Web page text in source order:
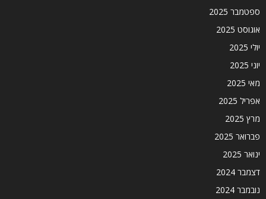
ספטמבר 2025
אוגוסט 2025
יולי 2025
יוני 2025
מאי 2025
אפריל 2025
מרץ 2025
פברואר 2025
ינואר 2025
דצמבר 2024
נובמבר 2024